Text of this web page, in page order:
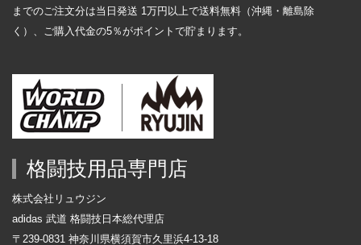
格闘技用品専門店
株式会社リュウジン
adidas 武道 格闘技日本総代理店
〒239-0831 神奈川県横須賀市久里浜4-13-18
までのご注文分は当日発送 1万円以上で送料無料（沖縄・離島除
く）、ご購入代金の5％がポイントで貯まります。